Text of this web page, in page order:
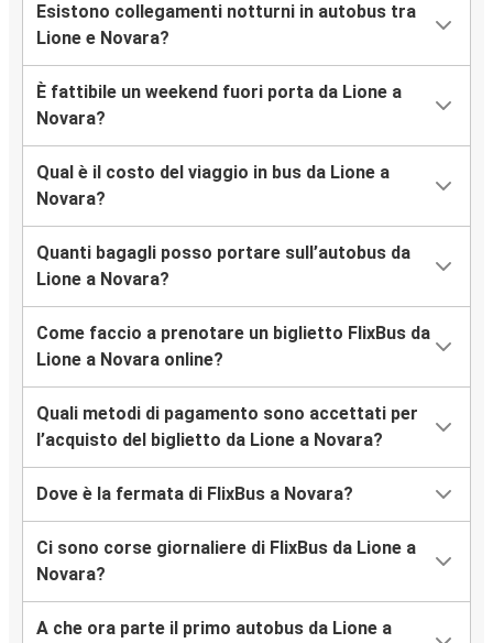
Esistono collegamenti notturni in autobus tra
Lione e Novara?
È fattibile un weekend fuori porta da Lione a
Novara?
Qual è il costo del viaggio in bus da Lione a
Novara?
Quanti bagagli posso portare sull’autobus da
Lione a Novara?
Come faccio a prenotare un biglietto FlixBus da
Lione a Novara online?
Quali metodi di pagamento sono accettati per
l’acquisto del biglietto da Lione a Novara?
Dove è la fermata di FlixBus a Novara?
Ci sono corse giornaliere di FlixBus da Lione a
Novara?
A che ora parte il primo autobus da Lione a